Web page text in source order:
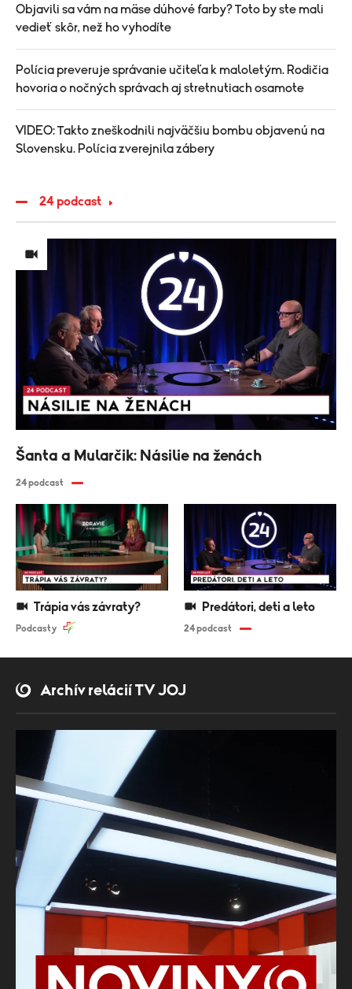
Objavili sa vám na mäse dúhové farby? Toto by ste mali
vedieť skôr, než ho vyhodíte
Polícia preveruje správanie učiteľa k maloletým. Rodičia
hovoria o nočných správach aj stretnutiach osamote
VIDEO: Takto zneškodnili najväčšiu bombu objavenú na
Slovensku. Polícia zverejnila zábery
24 podcast
Šanta a Mularčik: Násilie na ženách
24 podcast
Trápia vás závraty?
Podcasty
Predátori, deti a leto
24 podcast
Archív relácií TV JOJ